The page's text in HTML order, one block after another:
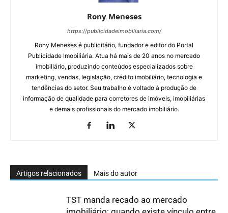
Rony Meneses
https://publicidadeimobiliaria.com/
Rony Meneses é publicitário, fundador e editor do Portal
Publicidade Imobiliária. Atua há mais de 20 anos no mercado
imobiliário, produzindo conteúdos especializados sobre
marketing, vendas, legislação, crédito imobiliário, tecnologia e
tendências do setor. Seu trabalho é voltado à produção de
informação de qualidade para corretores de imóveis, imobiliárias
e demais profissionais do mercado imobiliário.
Artigos relacionados Mais do autor
TST manda recado ao mercado